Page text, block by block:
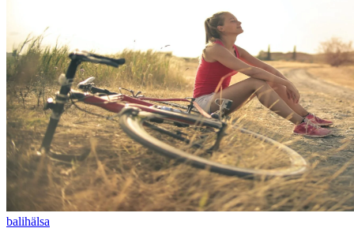
balihälsa